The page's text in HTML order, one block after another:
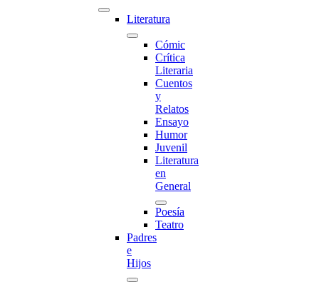
Literatura
Cómic
Crítica
Literaria
Cuentos
y
Relatos
Ensayo
Humor
Juvenil
Literatura
en
General
Poesía
Teatro
Padres
e
Hijos